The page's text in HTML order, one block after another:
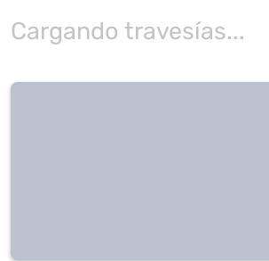
Cargando travesías...